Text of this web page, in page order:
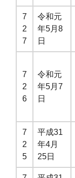
7
2
7
令和元
年5月8
日
7
2
6
令和元
年5月7
日
7
2
5
平成31
年4月
25日